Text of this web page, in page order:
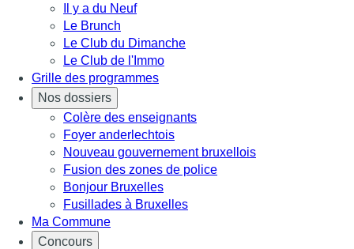
Il y a du Neuf
Le Brunch
Le Club du Dimanche
Le Club de l'Immo
Grille des programmes
Nos dossiers
Colère des enseignants
Foyer anderlechtois
Nouveau gouvernement bruxellois
Fusion des zones de police
Bonjour Bruxelles
Fusillades à Bruxelles
Ma Commune
Concours